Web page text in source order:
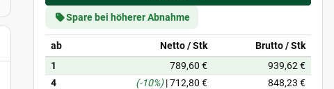
Spare bei höherer Abnahme
ab Netto / Stk
Brutto / Stk
1
789,60 €
939,62 €
4
(-10%)|712,80 € 848,23 €